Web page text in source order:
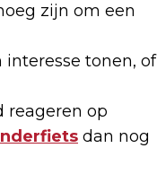
zijn om een
tonen, of
reageren op
dan nog